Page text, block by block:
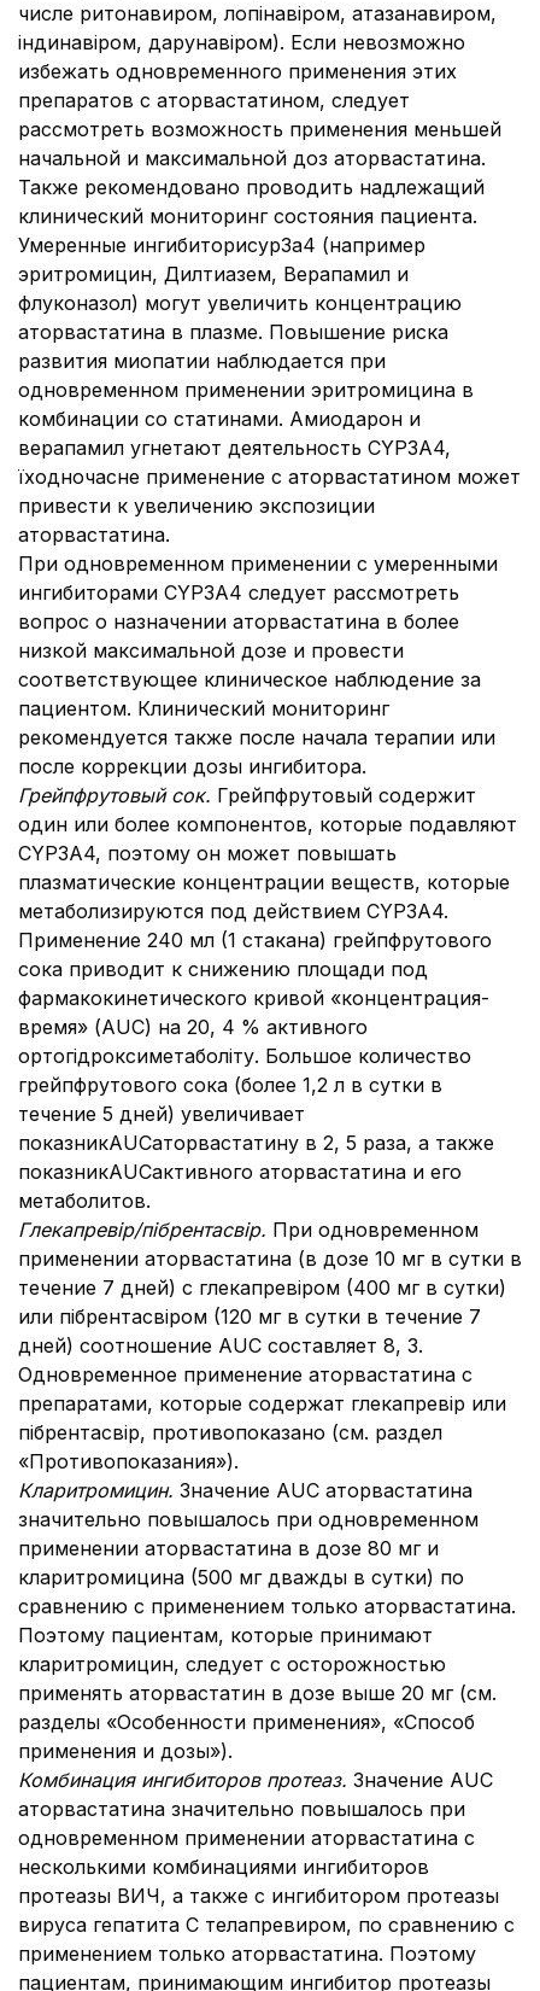
числе ритонавиром, лопінавіром, атазанавиром,
індинавіром, дарунавіром). Если невозможно
избежать одновременного применения этих
препаратов с аторвастатином, следует
рассмотреть возможность применения меньшей
начальной и максимальной доз аторвастатина.
Также рекомендовано проводить надлежащий
клинический мониторинг состояния пациента.
Умеренные ингибиторисур3а4 (например
эритромицин, Дилтиазем, Верапамил и
флуконазол) могут увеличить концентрацию
аторвастатина в плазме. Повышение риска
развития миопатии наблюдается при
одновременном применении эритромицина в
комбинации со статинами. Амиодарон и
верапамил угнетают деятельность CYP3A4,
їходночасне применение с аторвастатином может
привести к увеличению экспозиции
аторвастатина.
При одновременном применении с умеренными
ингибиторами CYP3A4 следует рассмотреть
вопрос о назначении аторвастатина в более
низкой максимальной дозе и провести
соответствующее клиническое наблюдение за
пациентом. Клинический мониторинг
рекомендуется также после начала терапии или
после коррекции дозы ингибитора.
Грейпфрутовый сок. Грейпфрутовый содержит
один или более компонентов, которые подавляют
CYP3A4, поэтому он может повышать
плазматические концентрации веществ, которые
метаболизируются под действием CYP3A4.
Применение 240 мл (1 стакана) грейпфрутового
сока приводит к снижению площади под
фармакокинетического кривой «концентрация-
время» (AUC) на 20, 4 % активного
ортогідроксиметаболіту. Большое количество
грейпфрутового сока (более 1,2 л в сутки в
течение 5 дней) увеличивает
показникAUCаторвастатину в 2, 5 раза, а также
показникAUCактивного аторвастатина и его
метаболитов.
Глекапревір/пібрентасвір. При одновременном
применении аторвастатина (в дозе 10 мг в сутки в
течение 7 дней) с глекапревіром (400 мг в сутки)
или пібрентасвіром (120 мг в сутки в течение 7
дней) соотношение AUC составляет 8, 3.
Одновременное применение аторвастатина с
препаратами, которые содержат глекапревір или
пібрентасвір, противопоказано (см. раздел
«Противопоказания»).
Кларитромицин. Значение AUC аторвастатина
значительно повышалось при одновременном
применении аторвастатина в дозе 80 мг и
кларитромицина (500 мг дважды в сутки) по
сравнению с применением только аторвастатина.
Поэтому пациентам, которые принимают
кларитромицин, следует с осторожностью
применять аторвастатин в дозе выше 20 мг (см.
разделы «Особенности применения», «Способ
применения и дозы»).
Комбинация ингибиторов протеаз. Значение AUC
аторвастатина значительно повышалось при
одновременном применении аторвастатина с
несколькими комбинациями ингибиторов
протеазы ВИЧ, а также с ингибитором протеазы
вируса гепатита С телапревиром, по сравнению с
применением только аторвастатина. Поэтому
пациентам, принимающим ингибитор протеазы